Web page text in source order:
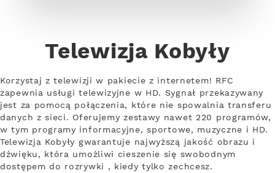
Telewizja Kobyły
Korzystaj z telewizji w pakiecie z internetem! RFC
zapewnia usługi telewizyjne w HD. Sygnał przekazywany
jest za pomocą połączenia, które nie spowalnia transferu
danych z sieci. Oferujemy zestawy nawet 220 programów,
w tym programy informacyjne, sportowe, muzyczne i HD.
Telewizja Kobyły gwarantuje najwyższą jakość obrazu i
dźwięku, która umożliwi cieszenie się swobodnym
dostępem do rozrywki , kiedy tylko zechcesz.